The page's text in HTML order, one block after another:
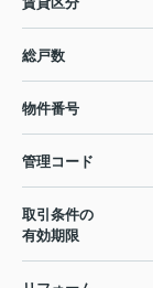
総戸数
物件番号
管理コード
取引条件の
有効期限